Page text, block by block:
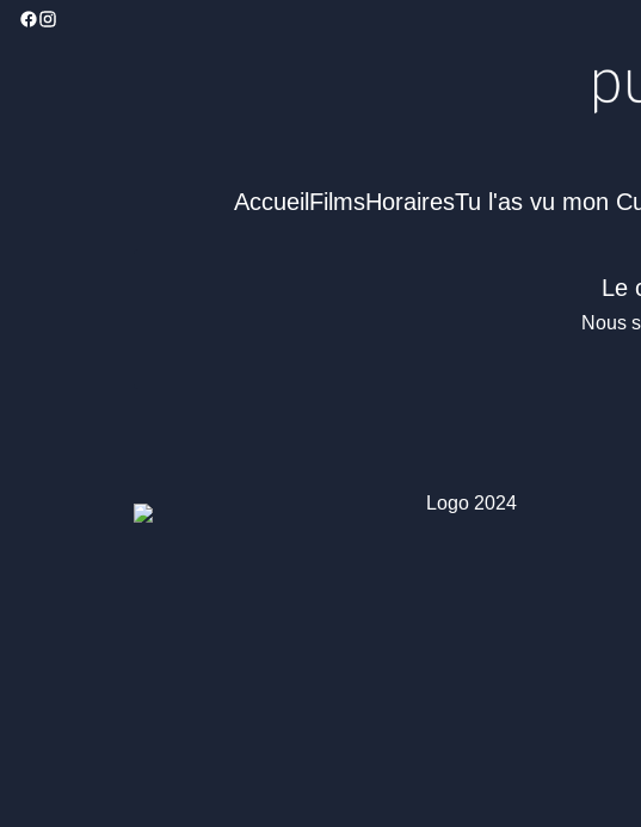
Accueil FilmsHorairesTu l'as vu mon
Le
Nous